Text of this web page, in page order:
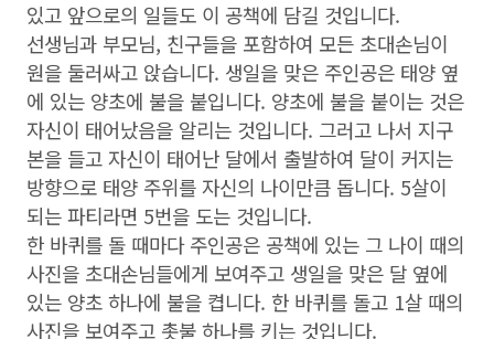
있고 앞으로의 일들도 이 공책에 담길 것입니다.
선생님과 부모님, 친구들을 포함하여 모든 초대손님이
원을 둘러싸고 앉습니다. 생일을 맞은 주인공은 태양 옆
에 있는 양초에 불을 붙입니다. 양초에 불을 붙이는 것은
자신이 태어났음을 알리는 것입니다. 그러고 나서 지구
본을 들고 자신이 태어난 달에서 출발하여 달이 커지는
방향으로 태양 주위를 자신의 나이만큼 돕니다. 5살이
되는 파티라면 5번을 도는 것입니다.
한 바퀴를 돌 때마다 주인공은 공책에 있는 그 나이 때의
사진을 초대손님들에게 보여주고 생일을 맞은 달 옆에
있는 양초 하나에 불을 켭니다. 한 바퀴를 돌고 1살 때의
사진을 보여주고 촛불 하나를 키는 것입니다.